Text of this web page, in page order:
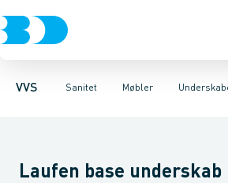
VVS Sanitet
Rør & fittingsPressfittings & rør
Møbler
Toiletter, sæder og cisterner Vaske
Møbelsæt & pakkerUnderskabe
Laufen base underskab